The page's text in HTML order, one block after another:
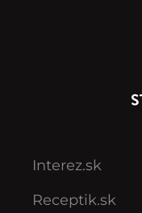
Interez.sk
Receptik.sk